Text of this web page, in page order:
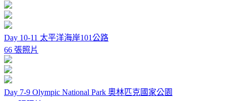
Day 10-11 太平洋海岸101公路
66 張照片
Day 7-9 Olympic National Park 奧林匹克國家公園